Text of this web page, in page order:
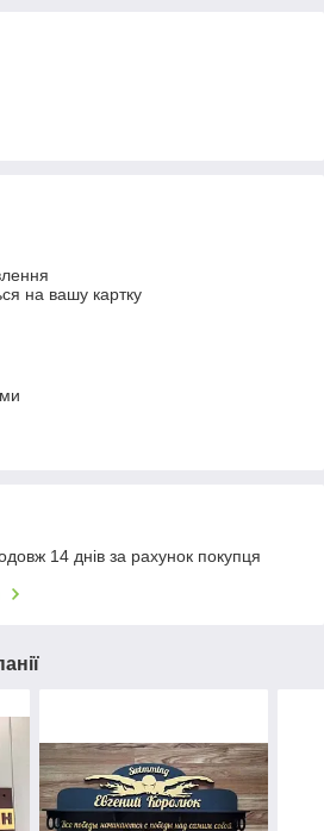
на вашу картку
14 днів за рахунок покупця